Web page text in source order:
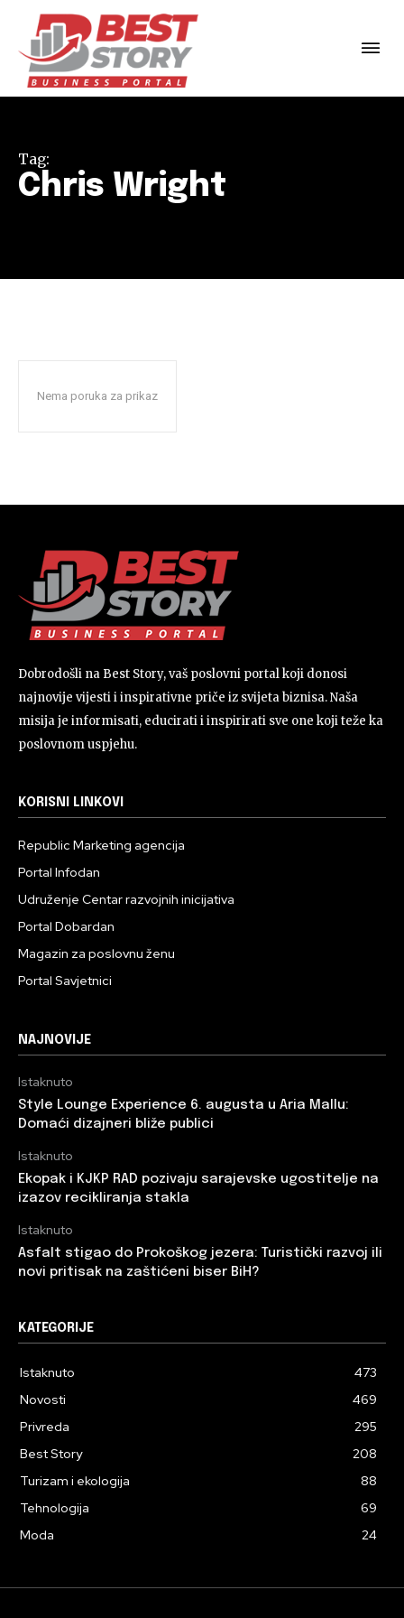
Tag:
Chris Wright
Nema poruka za prikaz
Dobrodošli na Best Story, vaš poslovni portal koji donosi
najnovije vijesti i inspirativne priče iz svijeta biznisa. Naša
misija je informisati, educirati i inspirirati sve one koji teže ka
poslovnom uspjehu.
KORISNI LINKOVI
Republic Marketing agencija
Portal Infodan
Udruženje Centar razvojnih inicijativa
Portal Dobardan
Magazin za poslovnu ženu
Portal Savjetnici
NAJNOVIJE
Istaknuto
Style Lounge Experience 6. augusta u Aria Mallu:
Domaći dizajneri bliže publici
Istaknuto
Ekopak i KJKP RAD pozivaju sarajevske ugostitelje na
izazov recikliranja stakla
Istaknuto
Asfalt stigao do Prokoškog jezera: Turistički razvoj ili
novi pritisak na zaštićeni biser BiH?
KATEGORIJE
Istaknuto
473
Novosti
469
Privreda
295
Best Story
208
Turizam i ekologija
88
Tehnologija
69
Moda
24